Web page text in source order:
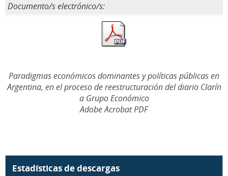
Documento/s electrónico/s:
Paradigmas económicos dominantes y políticas públicas en
Argentina, en el proceso de reestructuración del diario Clarín
a Grupo Económico
Adobe Acrobat PDF
Estadísticas de descargas